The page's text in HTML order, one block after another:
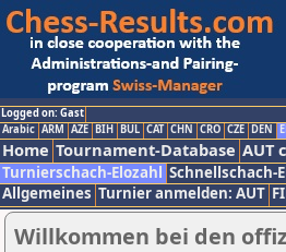
Logged on: Gast
Arabic ARM AZE BIH BUL CAT CHN CRO CZE DEN
Home Tournament-Database AUT
Turnierschach-Elozahl Schnellschach-
Allgemeines Turnier anmelden: AUT
Willkommen bei den